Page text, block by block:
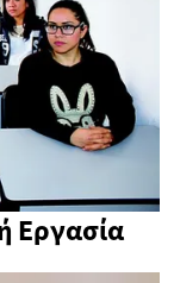
Εργασία